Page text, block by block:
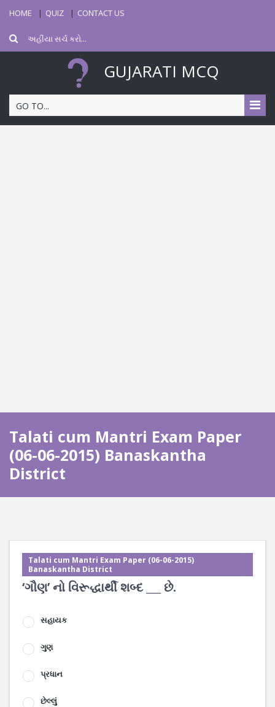
HOME QUIZ CONTACT US
GUJARATI MCQ
GO TO...
Talati cum Mantri Exam Paper
(06-06-2015) Banaskantha
District
Talati cum Mantri Exam Paper (06-06-2015)
Banaskantha District
‘ગૌણ’ નો વિરૂદ્ધાર્થી શબ્દ ___ છે.
સહાયક
ગુણ
પ્રધાન
છેલ્લું